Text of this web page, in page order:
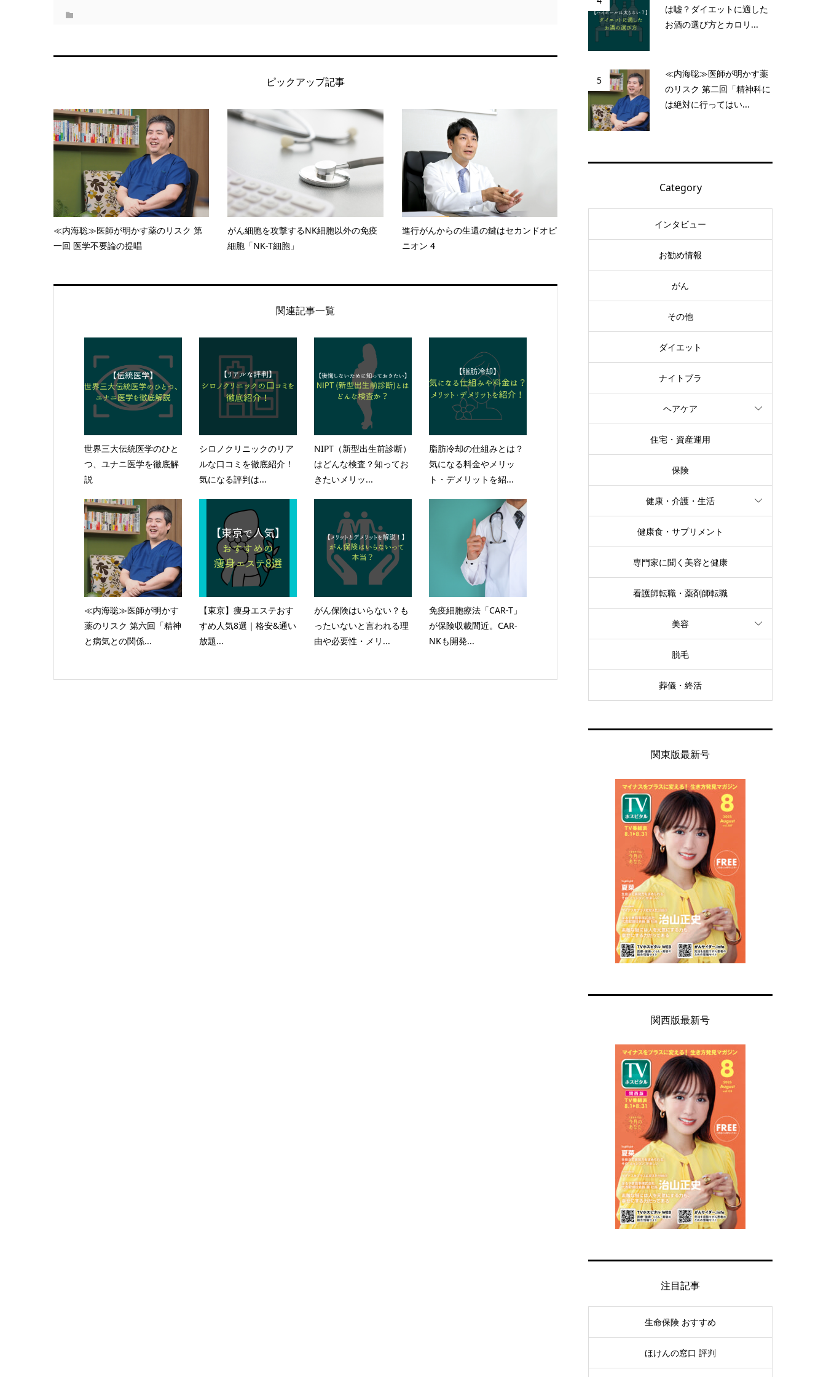
ピックアップ記事
≪内海聡≫医師が明かす薬のリスク 第
一回 医学不要論の提唱
がん細胞を攻撃するNK細胞以外の免疫
細胞「NK-T細胞」
進行がんからの生還の鍵はセカンドオピ
ニオン 4
関連記事一覧
世界三大伝統医学のひと
つ、ユナニ医学を徹底解
説
シロノクリニックのリア
ルな口コミを徹底紹介！
気になる評判は...
NIPT（新型出生前診断）
はどんな検査？知ってお
きたいメリッ...
脂肪冷却の仕組みとは？
気になる料金やメリッ
ト・デメリットを紹...
≪内海聡≫医師が明かす
薬のリスク 第六回「精神
と病気との関係...
【東京】痩身エステおす
すめ人気8選｜格安&通い
放題...
がん保険はいらない？も
ったいないと言われる理
由や必要性・メリ...
免疫細胞療法「CAR-T」
が保険収載間近。CAR-
NKも開発...
は嘘？ダイエットに適した
お酒の選び方とカロリ...
5
≪内海聡≫医師が明かす薬
のリスク 第二回「精神科に
は絶対に行ってはい...
Category
インタビュー
お勧め情報
がん
その他
ダイエット
ナイトブラ
ヘアケア
住宅・資産運用
保険
健康・介護・生活
健康食・サプリメント
専門家に聞く美容と健康
看護師転職・薬剤師転職
美容
脱毛
葬儀・終活
関東版最新号
関西版最新号
注目記事
生命保険 おすすめ
ほけんの窓口 評判